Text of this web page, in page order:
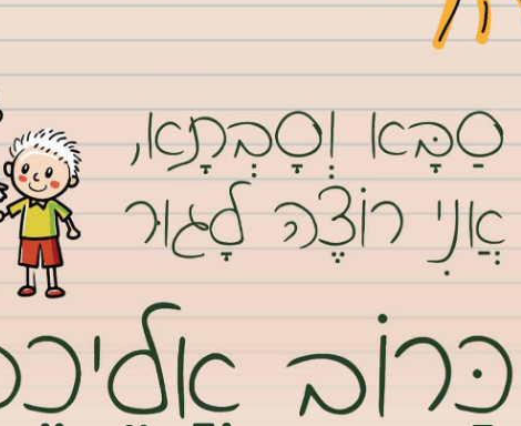
צילום: pixabay
לבד, עם המשפחה או עם
בידוד בעת החופשה
מבודד יחסית. עם זאת
לינה הקרובים
למרות היותם מבודדים
בתוך
צימר בצפון
באזור. בגליל העליון,
– כולם מציעים תצפיות
אפשר להגיע אל
בכינרת ואף
בסוף העונה הקרה.
כדאי לבחור בחופשה בצימר, נוגעת לעלויות נמוכות של סופי שבוע וחופשות
בתי הארחה ומלונות, כמו גם תחרות בין צימרים: מובילה להוזלת מחירים ובכך
טובלים בירוק שמספקים רוגע ושקט נפשי.